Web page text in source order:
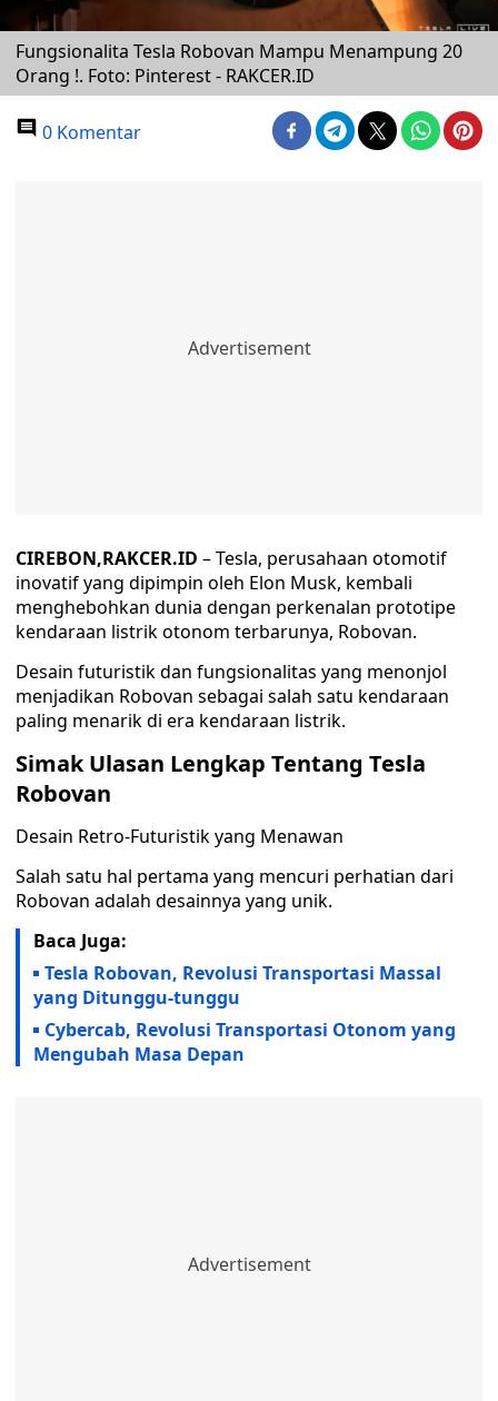
Fungsionalita Tesla Robovan Mampu Menampung 20
Orang !. Foto: Pinterest - RAKCER.ID
0 Komentar
CIREBON,RAKCER.ID – Tesla, perusahaan otomotif
inovatif yang dipimpin oleh Elon Musk, kembali
menghebohkan dunia dengan perkenalan prototipe
kendaraan listrik otonom terbarunya, Robovan.
Desain futuristik dan fungsionalitas yang menonjol
menjadikan Robovan sebagai salah satu kendaraan
paling menarik di era kendaraan listrik.
Simak Ulasan Lengkap Tentang Tesla
Robovan
Desain Retro-Futuristik yang Menawan
Salah satu hal pertama yang mencuri perhatian dari
Robovan adalah desainnya yang unik.
Baca Juga:
Tesla Robovan, Revolusi Transportasi Massal
yang Ditunggu-tunggu
Cybercab, Revolusi Transportasi Otonom yang
Mengubah Masa Depan